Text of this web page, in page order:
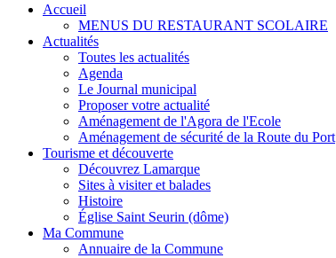
Accueil
MENUS DU RESTAURANT SCOLAIRE
Actualités
Toutes les actualités
Agenda
Le Journal municipal
Proposer votre actualité
Aménagement de l'Agora de l'Ecole
Aménagement de sécurité de la Route du Port
Tourisme et découverte
Découvrez Lamarque
Sites à visiter et balades
Histoire
Église Saint Seurin (dôme)
Ma Commune
Annuaire de la Commune